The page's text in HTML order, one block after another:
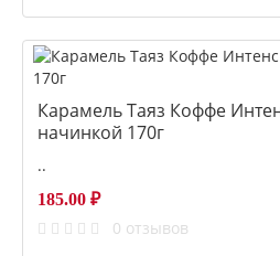
Карамель Таяз Коффе
начинкой 170г
..
185.00 ₽
0 отзывов